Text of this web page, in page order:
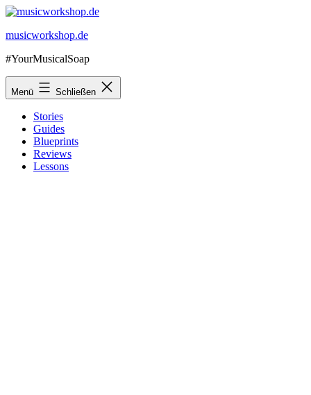
Zum
springen
musicworkshop.de
#YourMusicalSoap
Menü Schließen
Stories
Guides
Blueprints
Reviews
Lessons